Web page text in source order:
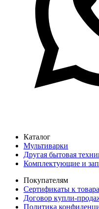
Каталог
Мультиварки
Другая бытовая
Комплектующие и
Покупателям
Сертификаты к
Договор купли-
Политика